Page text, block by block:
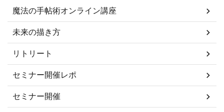
魔法の手帖術オンライン講座
未来の描き方
リトリート
セミナー開催レポ
セミナー開催